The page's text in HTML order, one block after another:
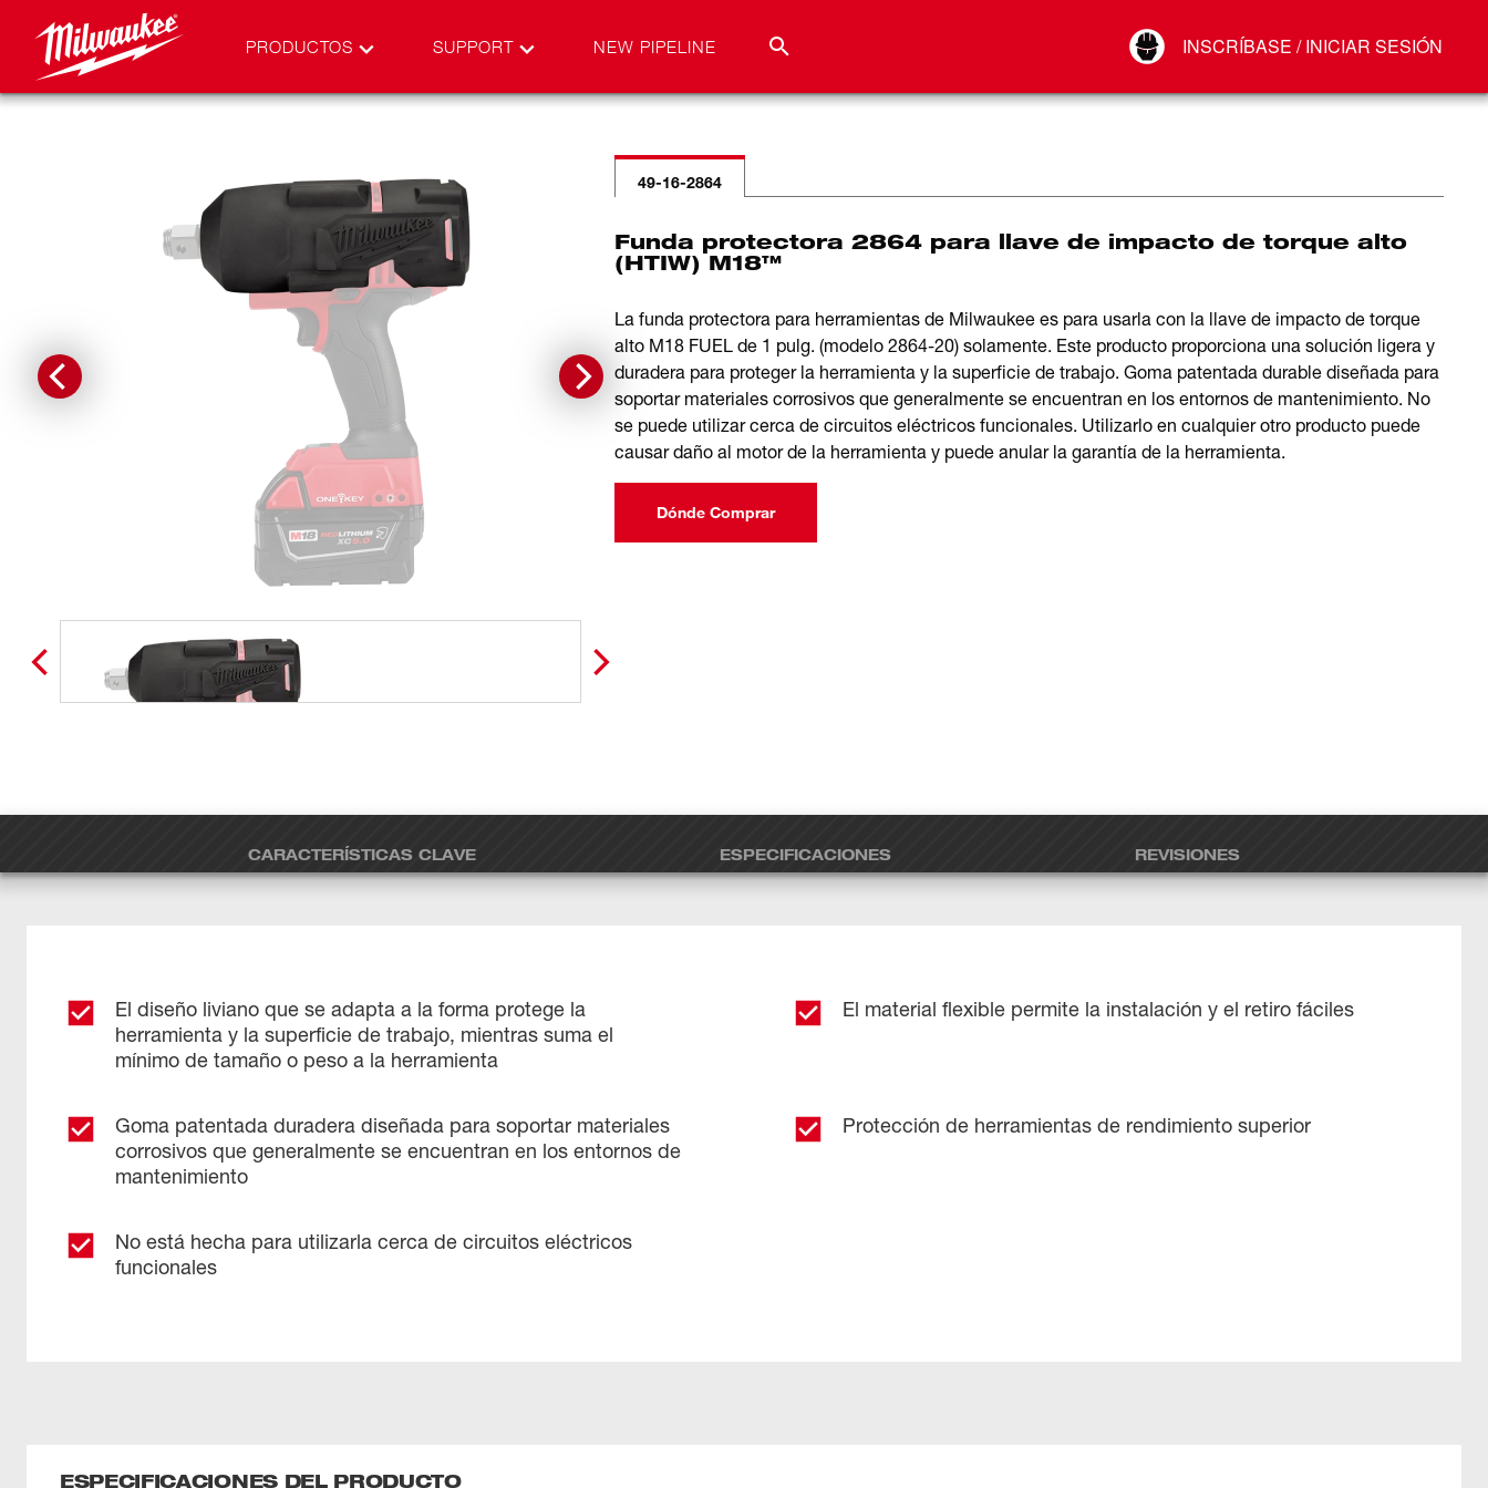
PRODUCTOS SUPPORT NEW PIPELINE INSCRÍBASE / INICIAR SESIÓN
Conectar
49-16-2864
Funda protectora 2864 para llave de impacto de torque alto
(HTIW) M18™
La funda protectora para herramientas de Milwaukee es para usarla con la llave de impacto de torque
alto M18 FUEL de 1 pulg. (modelo 2864-20) solamente. Este producto proporciona una solución ligera y
duradera para proteger la herramienta y la superficie de trabajo. Goma patentada durable diseñada para
soportar materiales corrosivos que generalmente se encuentran en los entornos de mantenimiento. No
se puede utilizar cerca de circuitos eléctricos funcionales. Utilizarlo en cualquier otro producto puede
causar daño al motor de la herramienta y puede anular la garantía de la herramienta.
Dónde Comprar
CARACTERÍSTICAS CLAVE ESPECIFICACIONES REVISIONES
El diseño liviano que se adapta a la forma protege la
herramienta y la superficie de trabajo, mientras suma el
mínimo de tamaño o peso a la herramienta
El material flexible permite la instalación y el retiro fáciles
Goma patentada duradera diseñada para soportar materiales
corrosivos que generalmente se encuentran en los entornos de
mantenimiento
Protección de herramientas de rendimiento superior
No está hecha para utilizarla cerca de circuitos eléctricos
funcionales
ESPECIFICACIONES DEL PRODUCTO